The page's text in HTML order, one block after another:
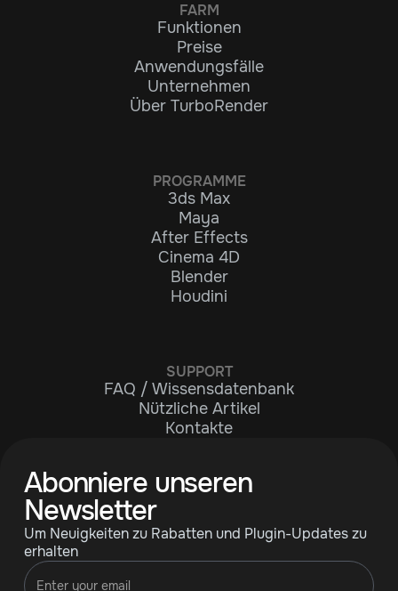
FARM
Funktionen
Preise
Anwendungsfälle
Unternehmen
Über TurboRender
PROGRAMME
3ds Max
Maya
After Effects
Cinema 4D
Blender
Houdini
SUPPORT
FAQ / Wissensdatenbank
Nützliche Artikel
Kontakte
Abonniere unseren
Newsletter
Um Neuigkeiten zu Rabatten und Plugin-Updates zu
erhalten